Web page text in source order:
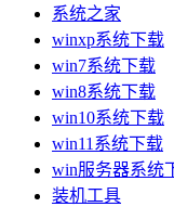
系统之家
winxp系统下载
win7系统下载
win8系统下载
win10系统下载
win11系统下载
win服务器系统
装机工具